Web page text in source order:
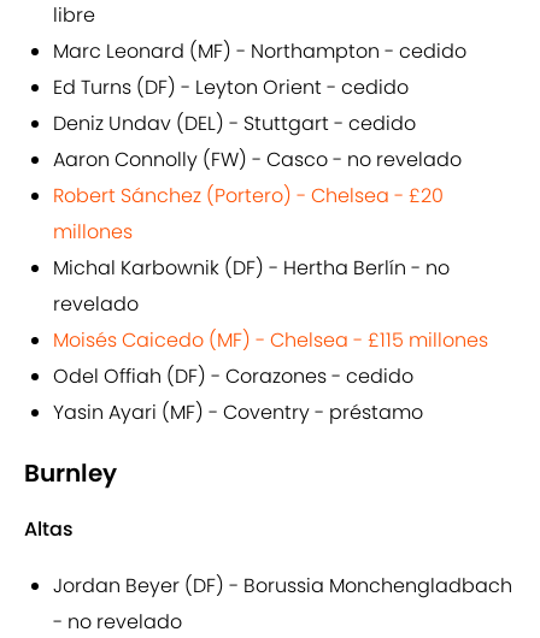
libre
Marc Leonard (MF) - Northampton - cedido
Ed Turns (DF) - Leyton Orient - cedido
Deniz Undav (DEL) - Stuttgart - cedido
Aaron Connolly (FW) - Casco - no revelado
Robert Sánchez (Portero) - Chelsea - £20
millones
Michal Karbownik (DF) - Hertha Berlín - no
revelado
Moisés Caicedo (MF) - Chelsea - £115 millones
Odel Offiah (DF) - Corazones - cedido
Yasin Ayari (MF) - Coventry - préstamo
Burnley
Altas
Jordan Beyer (DF) - Borussia Monchengladbach
- no revelado